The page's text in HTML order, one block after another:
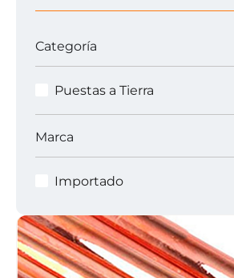
Categoría
Puestas a Tierra
Marca
Importado